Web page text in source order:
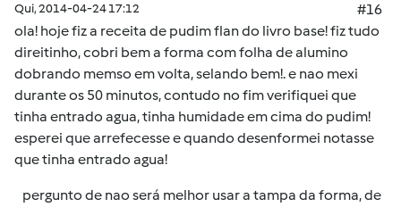
Qui, 2014-04-24 17:12
#16
ola! hoje fiz a receita de pudim flan do livro base! fiz tudo
direitinho, cobri bem a forma com folha de alumino
dobrando memso em volta, selando bem!. e nao mexi
durante os 50 minutos, contudo no fim verifiquei que
tinha entrado agua, tinha humidade em cima do pudim!
esperei que arrefecesse e quando desenformei notasse
que tinha entrado agua!
pergunto de nao será melhor usar a tampa da forma, de